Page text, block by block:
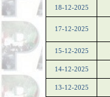
18-12-2025
17-12-2025
15-12-2025
14-12-2025
13-12-2025